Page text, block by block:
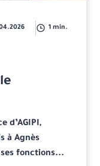
1 min.
d’AGIPI,
à Agnès
fonctions...